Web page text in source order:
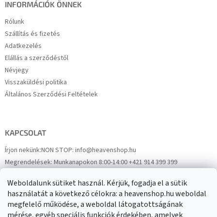
Weboldalunk sütiket használ. Kérjük, fogadja el a sütik
használatát a következő célokra: a heavenshop.hu weboldal
megfelelő működése, a weboldal látogatottságának
INFORMÁCIÓK ÖNNEK
Rólunk
Szállítás és fizetés
Adatkezelés
Elállás a szerződéstől
Névjegy
Visszaküldési politika
Általános Szerződési Feltételek
KAPCSOLAT
Írjon nekünk:NON STOP: info@heavenshop.hu
Megrendelések:Munkanapokon 8:00-14:00 +421 914 399 399
FacebookHeavenShop.sk